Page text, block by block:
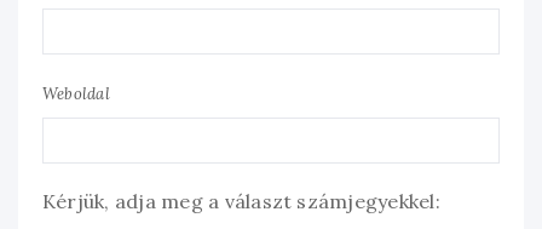
Weboldal
Kérjük, adja meg a választ számjegyekkel: